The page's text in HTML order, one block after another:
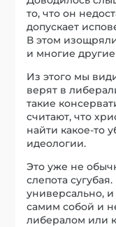
то, что он
допускает
В этом
и многие
Из этого мы
верят в
такие
считают, что
найти какое-то
идеологии.
Это уже не
слепота
универсально,
самим собой и
либералом или